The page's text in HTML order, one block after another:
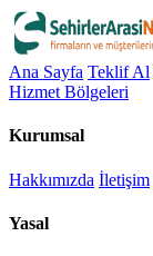
Ana Sayfa Teklif Al
Hizmet Bölgeleri
Kurumsal
Hakkımızda İletişim
Yasal